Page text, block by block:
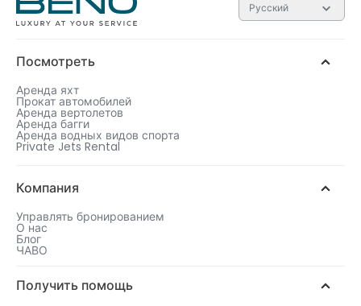
Русский
Посмотреть
Аренда яхт
Прокат автомобилей
Аренда вертолетов
Аренда багги
Аренда водных видов спорта
Private Jets Rental
Компания
Управлять бронированием
О нас
Блог
ЧАВО
Получить помощь